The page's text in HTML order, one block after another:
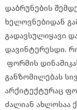
დაბრუნების
ხელოვნებიდან
გადავსულიყავი
დავინტერესდი.
ფორმის
განზომილებას
არქიტექტურაც
ძალიან ახლოსაა